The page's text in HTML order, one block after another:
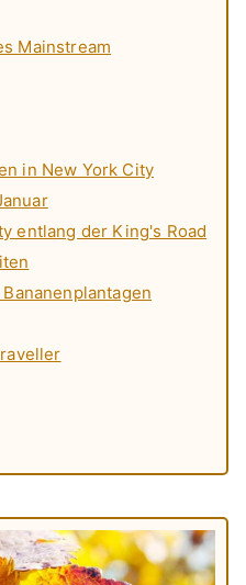
Mainstream
in New York City
entlang der King's Road